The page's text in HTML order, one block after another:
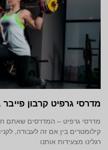
מדרסי גרפיט קרבון
מדרסי גרפיט – המדרסים שאתם
קילומטרים בין אם זה לעבודה,
רגלינו מצעידות אותנו